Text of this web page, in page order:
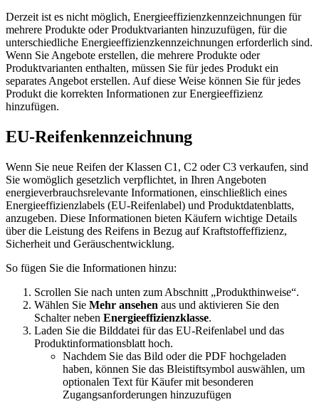
Derzeit ist es nicht möglich, Energieeffizienzkennzeichnungen für
mehrere Produkte oder Produktvarianten hinzuzufügen, für die
unterschiedliche Energieeffizienzkennzeichnungen erforderlich sind.
Wenn Sie Angebote erstellen, die mehrere Produkte oder
Produktvarianten enthalten, müssen Sie für jedes Produkt ein
separates Angebot erstellen. Auf diese Weise können Sie für jedes
Produkt die korrekten Informationen zur Energieeffizienz
hinzufügen.
EU-Reifenkennzeichnung
Wenn Sie neue Reifen der Klassen C1, C2 oder C3 verkaufen, sind
Sie womöglich gesetzlich verpflichtet, in Ihren Angeboten
energieverbrauchsrelevante Informationen, einschließlich eines
Energieeffizienzlabels (EU-Reifenlabel) und Produktdatenblatts,
anzugeben. Diese Informationen bieten Käufern wichtige Details
über die Leistung des Reifens in Bezug auf Kraftstoffeffizienz,
Sicherheit und Geräuschentwicklung.
So fügen Sie die Informationen hinzu:
Scrollen Sie nach unten zum Abschnitt „Produkthinweise“.
Wählen Sie Mehr ansehen aus und aktivieren Sie den
Schalter neben Energieeffizienzklasse.
Laden Sie die Bilddatei für das EU-Reifenlabel und das
Produktinformationsblatt hoch.
Nachdem Sie das Bild oder die PDF hochgeladen
haben, können Sie das Bleistiftsymbol auswählen, um
optionalen Text für Käufer mit besonderen
Zugangsanforderungen hinzuzufügen